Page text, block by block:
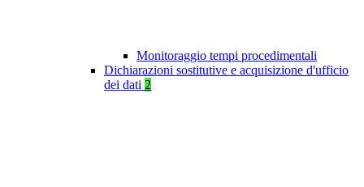
Monitoraggio tempi procedimentali
Dichiarazioni sostitutive e acquisizione d'ufficio
dei dati 2